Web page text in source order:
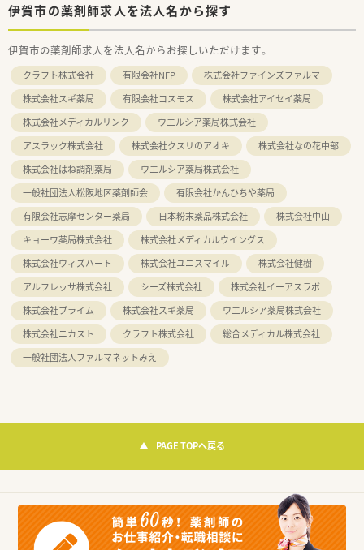
伊賀市の薬剤師求人を法人名から探す
伊賀市の薬剤師求人を法人名からお探しいただけます。
クラフト株式会社 有限会社NFP
株式会社ファインズファルマ
株式会社スギ薬局
有限会社コスモス
株式会社アイセイ薬局
株式会社メディカルリンク
ウエルシア薬局株式会社
アスラック株式会社
株式会社クスリのアオキ
株式会社なの花中部
株式会社はね調剤薬局
ウエルシア薬局株式会社
一般社団法人松阪地区薬剤師会
有限会社かんひちや薬局
有限会社志摩センター薬局
日本粉末薬品株式会社
株式会社中山
キョーワ薬局株式会社
株式会社メディカルウイングス
株式会社ウィズハート
株式会社ユニスマイル
株式会社健樹
アルフレッサ株式会社
シーズ株式会社
株式会社イーアスラボ
株式会社プライム
株式会社スギ薬局
ウエルシア薬局株式会社
株式会社ニカスト
クラフト株式会社
総合メディカル株式会社
一般社団法人ファルマネットみえ
PAGE TOPへ戻る